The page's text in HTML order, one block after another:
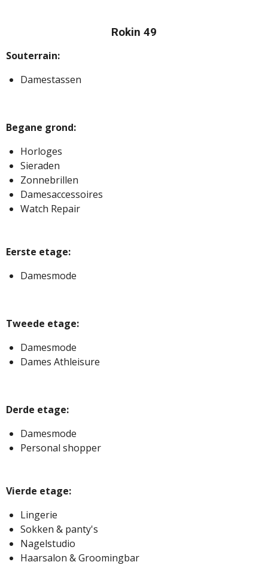
Rokin 49
Souterrain:
Damestassen
Begane grond:
Horloges
Sieraden
Zonnebrillen
Damesaccessoires
Watch Repair
Eerste etage:
Damesmode
Tweede etage:
Damesmode
Dames Athleisure
Derde etage:
Damesmode
Personal shopper
Vierde etage:
Lingerie
Sokken & panty's
Nagelstudio
Haarsalon & Groomingbar